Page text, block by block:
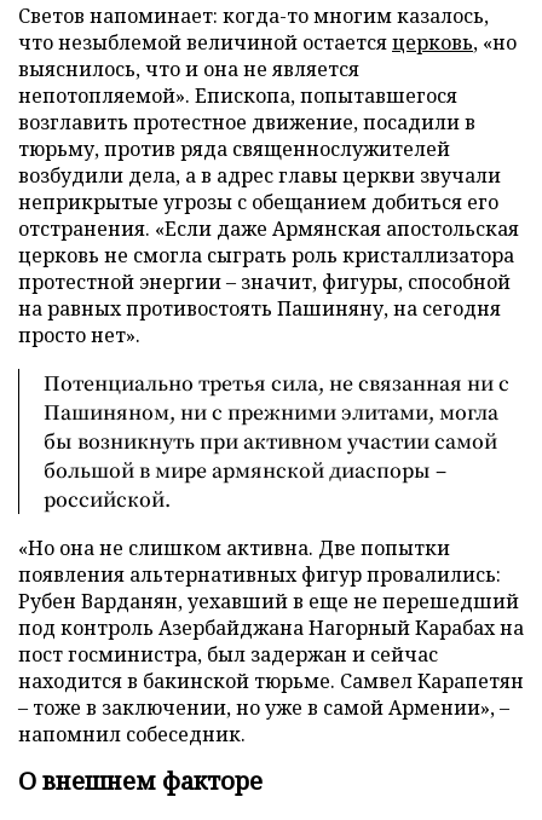
Светов напоминает: когда-то многим казалось,
что незыблемой величиной остаетсяцерковь, «но
выяснилось, что и она не является
непотопляемой». Епископа, попытавшегося
возглавить протестное движение, посадили в
тюрьму, против ряда священнослужителей
возбудили дела, а в адрес главы церкви звучали
неприкрытые угрозы с обещанием добиться его
отстранения. «Если даже Армянская апостольская
церковь не смогла сыграть роль кристаллизатора
протестной энергии – значит, фигуры, способной
на равных противостоять Пашиняну, на сегодня
просто нет».
Потенциально третья сила, не связанная ни с
Пашиняном, ни с прежними элитами, могла
бы возникнуть при активном участии самой
большой в мире армянской диаспоры –
российской.
«Но она не слишком активна. Две попытки
появления альтернативных фигур провалились:
Рубен Варданян, уехавший в еще не перешедший
под контроль Азербайджана Нагорный Карабах на
пост госминистра, был задержан и сейчас
находится в бакинской тюрьме. Самвел Карапетян
– тоже в заключении, но уже в самой Армении», –
напомнил собеседник.
О внешнем факторе